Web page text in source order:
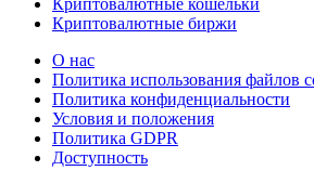
Криптовалютные кошельки
Криптовалютные биржи
О нас
Политика использования файлов
Политика конфиденциальности
Условия и положения
Политика GDPR
Доступность